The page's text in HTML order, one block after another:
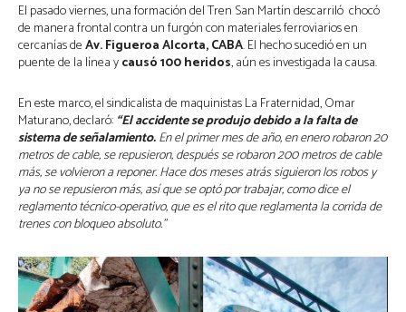
El pasado viernes, una formación del Tren San Martín descarriló chocó
de manera frontal contra un furgón con materiales ferroviarios en
cercanías deAv. Figueroa Alcorta, CABA. El hecho sucedió en un
puente de la línea ycausó 100 heridos, aún es investigada la causa.
En este marco, el sindicalista de maquinistas La Fraternidad, Omar
Maturano, declaró: “El accidente se produjo debido a la falta de
sistema de señalamiento.En el primer mes de año, en enero robaron 20
metros de cable, se repusieron, después se robaron 200 metros de cable
más, se volvieron a reponer. Hace dos meses atrás siguieron los robos y
ya no se repusieron más, así que se optó por trabajar, como dice el
reglamento técnico-operativo, que es el rito que reglamenta la corrida de
trenes con bloqueo absoluto.”